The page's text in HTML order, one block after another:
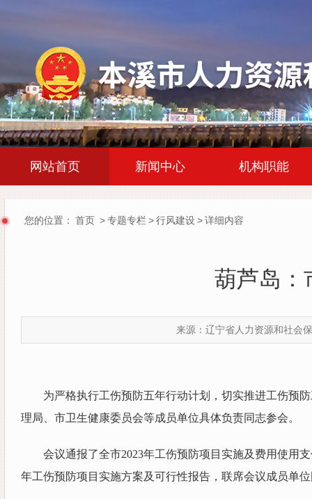
网站首页 新闻中心 机构职能
您的位置： 首页 >专题专栏>行风建设>详细内容
葫芦岛：
来源：辽宁省人力资源和社会
为严格执行工伤预防五年行动计划，切实推进工伤预
理局、市卫生健康委员会等成员单位具体负责同志参会。
会议通报了全市2023年工伤预防项目实施及费用使用
年工伤预防项目实施方案及可行性报告，联席会议成员单